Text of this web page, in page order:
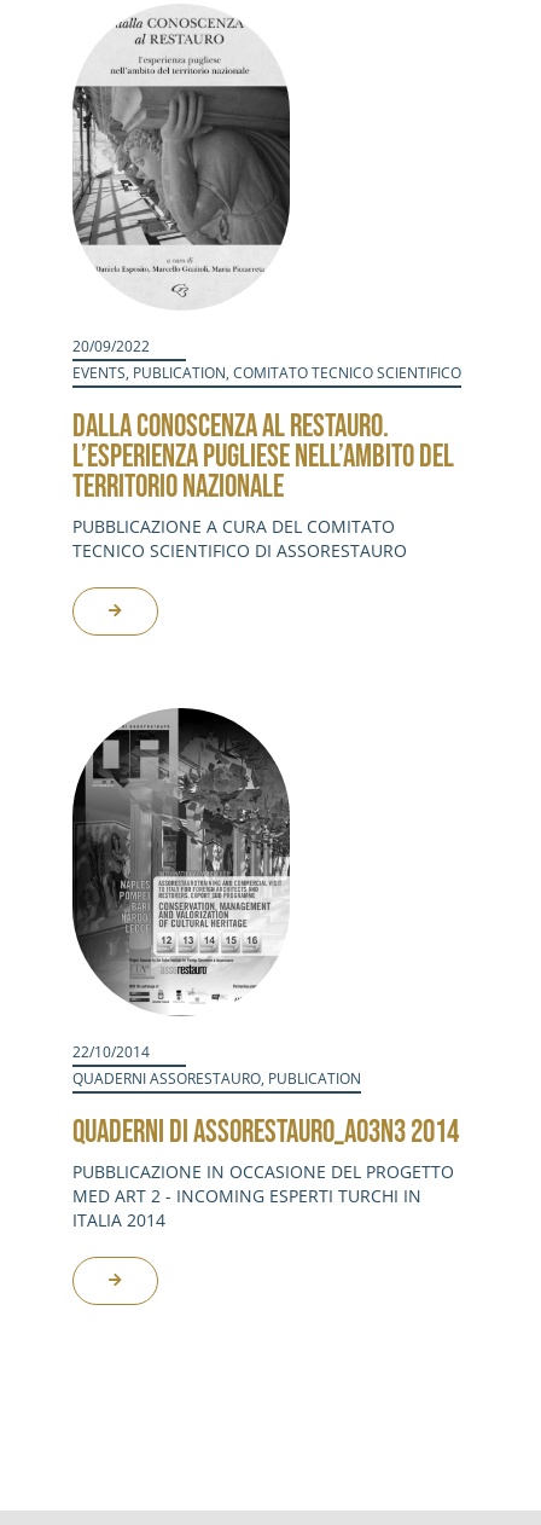
20/09/2022
EVENTS, PUBLICATION, COMITATO TECNICO SCIENTIFICO
DALLA CONOSCENZA AL RESTAURO.
L’ESPERIENZA PUGLIESE NELL’AMBITO DEL
TERRITORIO NAZIONALE
PUBBLICAZIONE A CURA DEL COMITATO
TECNICO SCIENTIFICO DI ASSORESTAURO
22/10/2014
QUADERNI ASSORESTAURO, PUBLICATION
QUADERNI DI ASSORESTAURO_A03N3 2014
PUBBLICAZIONE IN OCCASIONE DEL PROGETTO
MED ART 2 - INCOMING ESPERTI TURCHI IN
ITALIA 2014